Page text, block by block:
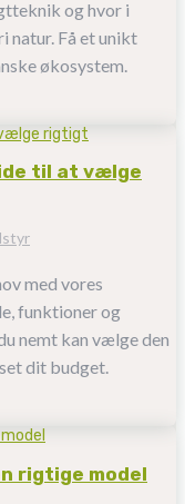
og hvor i
natur. Få et unikt
økosystem.
til at vælge
med vores
funktioner og
nemt kan vælge den
dit budget.
rigtige model